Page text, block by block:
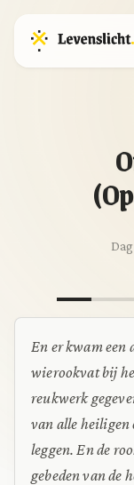
En er kwam een
wierookvat bij
reukwerk
van alle heiligen
leggen. En de
gebeden van de